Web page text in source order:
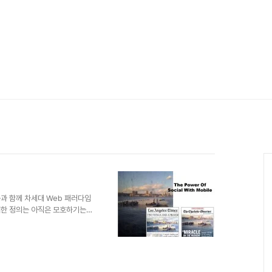
께 차세대 Web 패러다임
정의는 아직은 모호하기는
자들이 그러한 동적인